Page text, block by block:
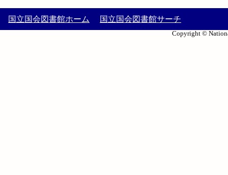
国立国会図書館ホーム 国立国会図書館サーチ
Copyright ©